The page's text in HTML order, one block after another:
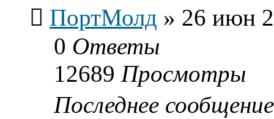
ПортМолд » 26 июн
0 Ответы
12689 Просмотры
Последнее